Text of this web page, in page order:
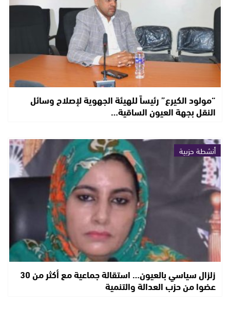
“مولود الكيرع” رئيساً للهيئة الجهوية لإصلاح وسائل
النقل بجهة العيون الساقية…
أنشطة حزبية
زلزال سياسي بالعيون… استقالة جماعية مع أكثر من 30
عضوا من حزب العدالة والتنمية